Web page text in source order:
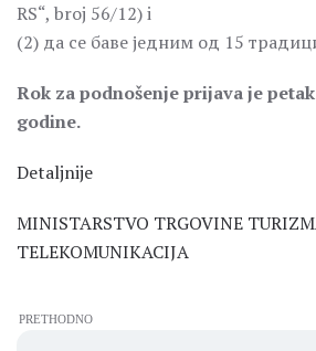
RS“, broj 56/12) i
(2) да се баве једним од 15
Rok za podnošenje prijava je petak
godine.
Detaljnije
MINISTARSTVO TRGOVINE
TELEKOMUNIKACIJA
PRETHODNO